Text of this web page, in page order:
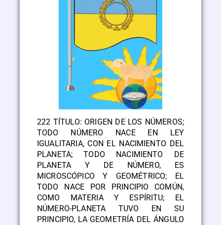
222 TÍTULO: ORIGEN DE LOS NÚMEROS;
TODO NÚMERO NACE EN LEY
IGUALITARIA, CON EL NACIMIENTO DEL
PLANETA; TODO NACIMIENTO DE
PLANETA Y DE NÚMERO, ES
MICROSCÓPICO Y GEOMÉTRICO; EL
TODO NACE POR PRINCIPIO COMÚN,
COMO MATERIA Y ESPÍRITU; EL
NÚMERO-PLANETA TUVO EN SU
PRINCIPIO, LA GEOMETRÍA DEL ÁNGULO